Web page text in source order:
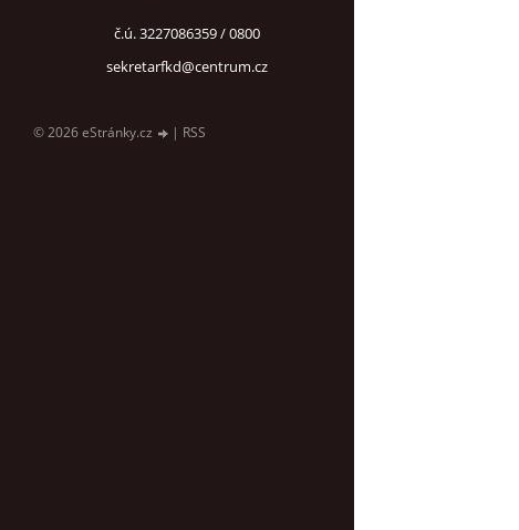
č.ú. 3227086359 / 0800
sekretarfkd@centrum.cz
© 2026 eStránky.cz | RSS